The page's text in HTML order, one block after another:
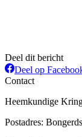
Deel dit bericht
Deel op
Contact
Heemkundige
Postadres: